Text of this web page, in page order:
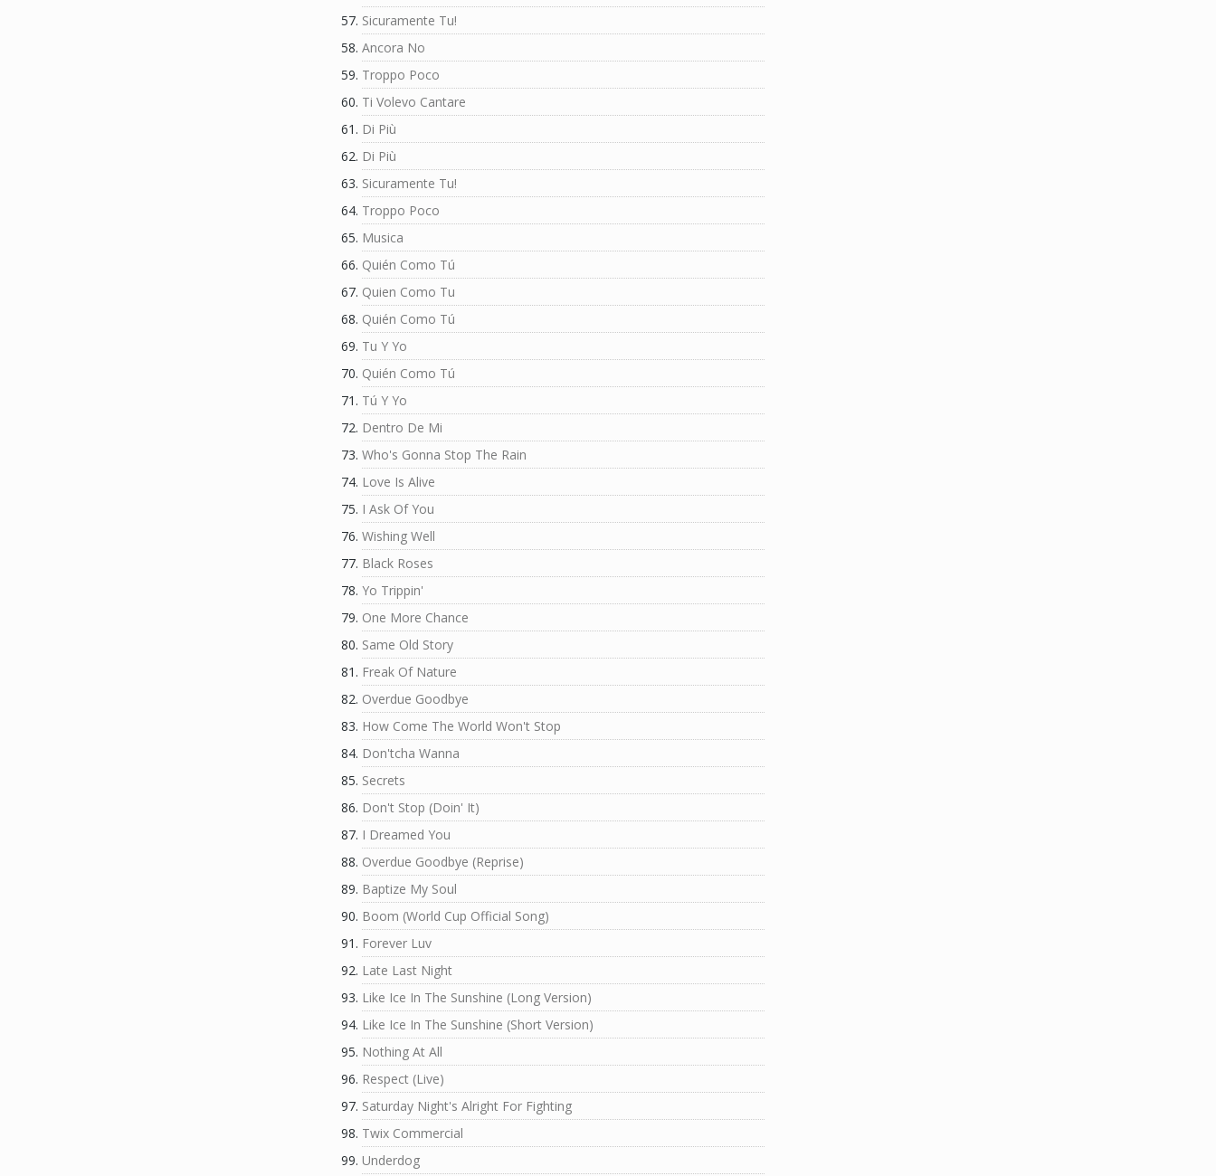
Sicuramente Tu!
Ancora No
Troppo Poco
Ti Volevo Cantare
Di Più
Di Più
Sicuramente Tu!
Troppo Poco
Musica
Quién Como Tú
Quien Como Tu
Quién Como Tú
Tu Y Yo
Quién Como Tú
Tú Y Yo
Dentro De Mi
Who's Gonna Stop The Rain
Love Is Alive
I Ask Of You
Wishing Well
Black Roses
Yo Trippin'
One More Chance
Same Old Story
Freak Of Nature
Overdue Goodbye
How Come The World Won't Stop
Don'tcha Wanna
Secrets
Don't Stop (Doin' It)
I Dreamed You
Overdue Goodbye (Reprise)
Baptize My Soul
Boom (World Cup Official Song)
Forever Luv
Late Last Night
Like Ice In The Sunshine (Long Version)
Like Ice In The Sunshine (Short Version)
Nothing At All
Respect (Live)
Saturday Night's Alright For Fighting
Twix Commercial
Underdog